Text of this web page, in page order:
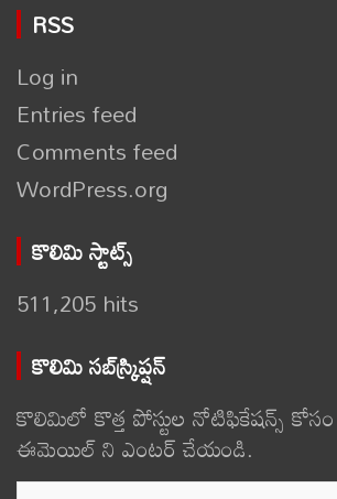
RSS
Log in
Entries feed
Comments feed
WordPress.org
కొలిమి స్టాట్స్
511,205 hits
కొలిమి సబ్‌స్క్రిప్షన్
కొలిమిలో కొత్త పోస్టుల నోటిఫికేషన్స్
ఈమెయిల్ ని ఎంటర్ చేయండి.